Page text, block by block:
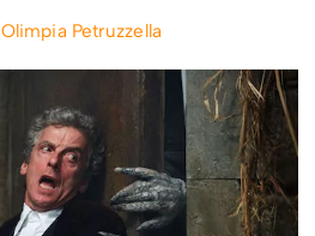
Olimpia Petruzzella